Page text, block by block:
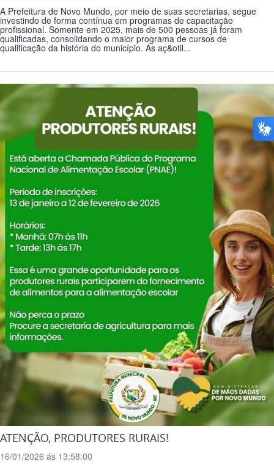
A Prefeitura de Novo Mundo, por meio de suas secretarias, segue
investindo de forma contínua em programas de capacitação
profissional. Somente em 2025, mais de 500 pessoas já foram
qualificadas, consolidando o maior programa de cursos de
qualificação da história do município. As aç&otil...
ATENÇÃO, PRODUTORES RURAIS!
16/01/2026 ás 13:58:00